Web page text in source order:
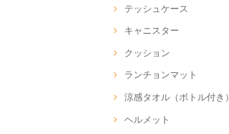
テッシュケース
キャニスター
クッション
ランチョンマット
涼感タオル（ボトル付き）
ヘルメット